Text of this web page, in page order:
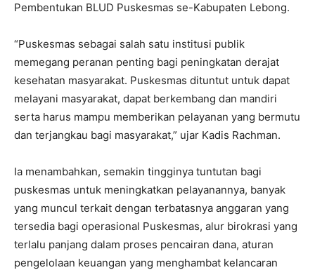
Pembentukan BLUD Puskesmas se-Kabupaten Lebong.
“Puskesmas sebagai salah satu institusi publik
memegang peranan penting bagi peningkatan derajat
kesehatan masyarakat. Puskesmas dituntut untuk dapat
melayani masyarakat, dapat berkembang dan mandiri
serta harus mampu memberikan pelayanan yang bermutu
dan terjangkau bagi masyarakat,” ujar Kadis Rachman.
Ia menambahkan, semakin tingginya tuntutan bagi
puskesmas untuk meningkatkan pelayanannya, banyak
yang muncul terkait dengan terbatasnya anggaran yang
tersedia bagi operasional Puskesmas, alur birokrasi yang
terlalu panjang dalam proses pencairan dana, aturan
pengelolaan keuangan yang menghambat kelancaran